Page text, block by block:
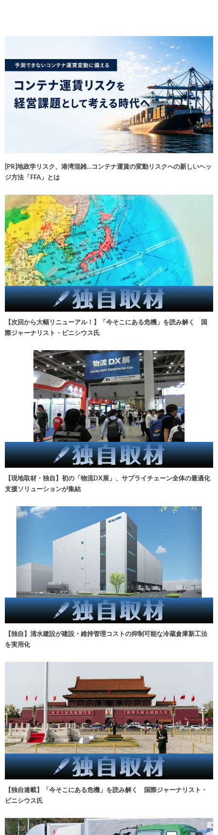
[PR]地政学リスク、港湾混雑…コンテナ運賃の変動リスクへの新しいヘッ
ジ方法「FFA」とは
【次回から大幅リニューアル！】「今そこにある危機」を読み解く 国
際ジャーナリスト・ビニシウス氏
【現地取材・独自】初の「物流DX展」、サプライチェーン全体の最適化
支援ソリューションが集結
【独自】清水建設が建設・維持管理コストの抑制可能な冷蔵倉庫新工法
を実用化
【独自連載】「今そこにある危機」を読み解く 国際ジャーナリスト・
ビニシウス氏